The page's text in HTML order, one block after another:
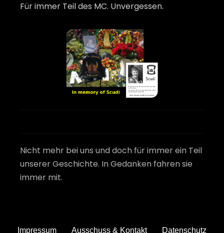
Für immer Teil des MC. Unvergessen.
Nicht mehr bei uns und doch für immer ein Teil
unserer Geschichte. In Gedanken fahren sie
immer mit.
Impressum Ausschuss & Kontakt Datenschutz